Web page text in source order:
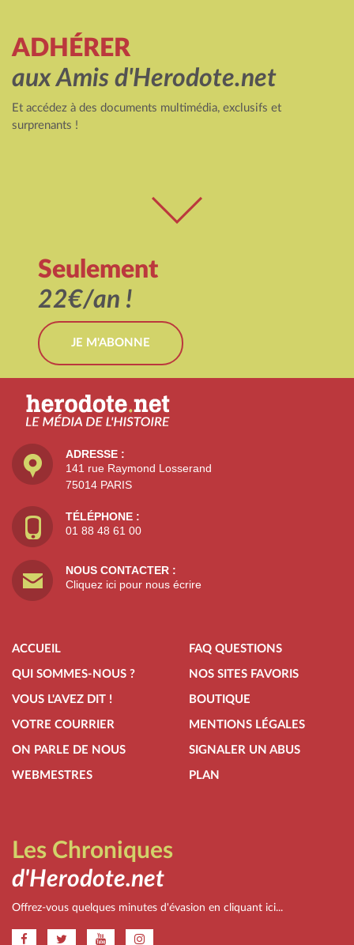
ADHÉRER
aux Amis d'Herodote.net
Et accédez à des documents multimédia, exclusifs et
surprenants !
Seulement
22€/an !
JE M'ABONNE
ADRESSE :
141 rue Raymond Losserand
75014 PARIS
TÉLÉPHONE :
01 88 48 61 00
NOUS CONTACTER :
Cliquez ici pour nous écrire
ACCUEIL
QUI SOMMES-NOUS ?
VOUS L'AVEZ DIT !
VOTRE COURRIER
ON PARLE DE NOUS
WEBMESTRES
FAQ QUESTIONS
NOS SITES FAVORIS
BOUTIQUE
MENTIONS LÉGALES
SIGNALER UN ABUS
PLAN
Les Chroniques
d'Herodote.net
Offrez-vous quelques minutes d'évasion en cliquant ici...